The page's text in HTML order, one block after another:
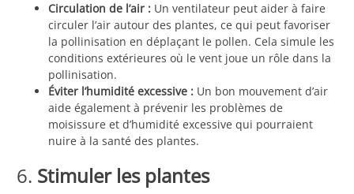
Circulation de l’air : Un ventilateur peut aider à faire
circuler l’air autour des plantes, ce qui peut favoriser
la pollinisation en déplaçant le pollen. Cela simule les
conditions extérieures où le vent joue un rôle dans la
pollinisation.
Éviter l’humidité excessive : Un bon mouvement d’air
aide également à prévenir les problèmes de
moisissure et d’humidité excessive qui pourraient
nuire à la santé des plantes.
6. Stimuler les plantes